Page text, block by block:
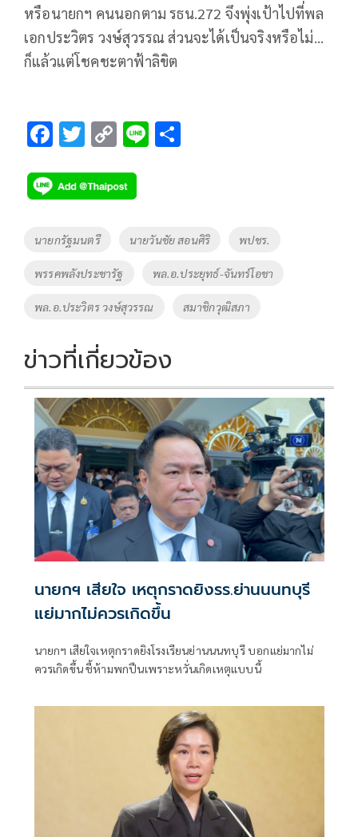
หรือนายกฯ คนนอกตาม รธน.272 จึงพุ่งเป้าไปที่พล
เอกประวิตร วงษ์สุวรรณ ส่วนจะได้เป็นจริงหรือไม่...
ก็แล้วแต่โชคชะตาฟ้าลิขิต
F
e
b
o
k
T
tt
er
C
p
y
Li
n
k
Li
Tags
นายกรัฐมนตรี นายวันชัย สอนศิริ พปชร.
พรรคพลังประชารัฐ พล.อ.ประยุทธ์-จันทร์โอชา
พล.อ.ประวิตร วงษ์สุวรรณ สมาชิกวุฒิสภา
ข่าวที่เกี่ยวข้อง
นายกฯ เสียใจ เหตุกราดยิงรร.ย่านนนทบุรี
แย่มากไม่ควรเกิดขึ้น
นายกฯ เสียใจเหตุกราดยิงโรงเรียนย่านนนทบุรี บอกแย่มากไม่
ควรเกิดขึ้น ชี้ห้ามพกปืนเพราะหวั่นเกิดเหตุแบบนี้